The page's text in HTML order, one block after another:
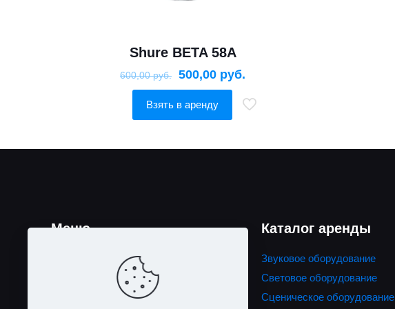
Shure BETA 58A
600,00руб. 500,00 руб.
Взять в аренду
Меню Каталог аренды
Звуковое оборудование
Световое оборудование
Сценическое оборудование